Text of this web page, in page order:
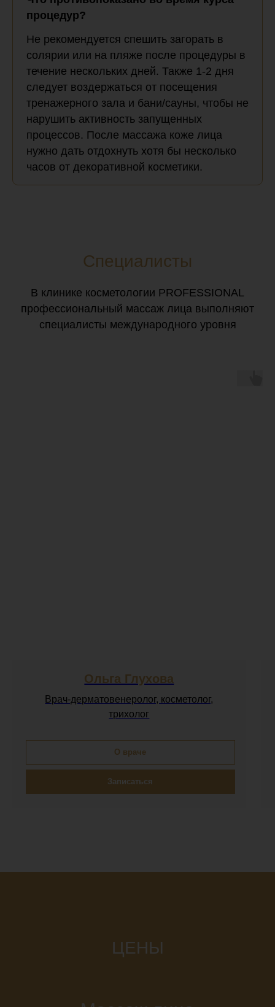
процедур?
Не рекомендуется спешить загорать в
солярии или на пляже после процедуры в
течение нескольких дней. Также 1-2 дня
следует воздержаться от посещения
тренажерного зала и бани/сауны, чтобы не
нарушить активность запущенных
процессов. После массажа коже лица
нужно дать отдохнуть хотя бы несколько
часов от декоративной косметики.
Специалисты
В клинике косметологии PROFESSIONAL
профессиональный массаж лица выполняют
специалисты международного уровня
Ольга Глухова
Врач-дерматовенеролог, косметолог,
трихолог
О враче
Записаться
ЦЕНЫ